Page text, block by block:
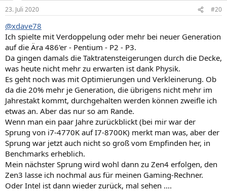
23. Juli 2020 #20
@xdave78
Ich spielte mit Verdoppelung oder mehr bei neuer Generation
auf die Ära 486'er - Pentium - P2 - P3.
Da gingen damals die Taktratensteigerungen durch die Decke,
was heute nicht mehr zu erwarten ist dank Physik.
Es geht noch was mit Optimierungen und Verkleinerung. Ob
da die 20% mehr je Generation, die übrigens nicht mehr im
Jahrestakt kommt, durchgehalten werden können zweifle ich
etwas an. Aber das nur so am Rande.
Wenn man ein paar Jahre zurückblickt (bei mir war der
Sprung von i7-4770K auf I7-8700K) merkt man was, aber der
Sprung war jetzt auch nicht so groß vom Empfinden her, in
Benchmarks erheblich.
Mein nächster Sprung wird wohl dann zu Zen4 erfolgen, den
Zen3 lasse ich nochmal aus für meinen Gaming-Rechner.
Oder Intel ist dann wieder zurück, mal sehen ....